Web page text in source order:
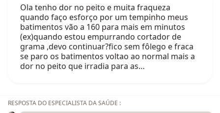
Ola tenho dor no peito e muita fraqueza
quando faço esforço por um tempinho meus
batimentos vão a 160 para mais em minutos
(ex)quando estou empurrando cortador de
grama ,devo continuar?fico sem fôlego e fraca
se paro os batimentos voltao ao normal mais a
dor no peito que irradia para as…
RESPOSTA DO ESPECIALISTA DA SAÚDE :